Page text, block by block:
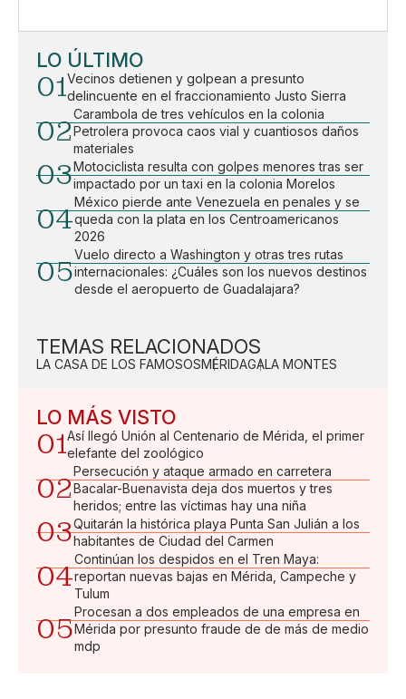
LO ÚLTIMO
01Vecinos detienen y golpean a presunto
delincuente en el fraccionamiento Justo Sierra
02
Carambola de tres vehículos en la colonia
Petrolera provoca caos vial y cuantiosos daños
materiales
03Motociclista resulta con golpes menores tras ser
impactado por un taxi en la colonia Morelos
04
México pierde ante Venezuela en penales y se
queda con la plata en los Centroamericanos
2026
05
Vuelo directo a Washington y otras tres rutas
internacionales: ¿Cuáles son los nuevos destinos
desde el aeropuerto de Guadalajara?
TEMAS RELACIONADOS
LA CASA DE LOS FAMOSOSMÉRIDAGALA MONTES
LO MÁS VISTO
01Así llegó Unión al Centenario de Mérida, el primer
elefante del zoológico
02
Persecución y ataque armado en carretera
Bacalar-Buenavista deja dos muertos y tres
heridos; entre las víctimas hay una niña
03Quitarán la histórica playa Punta San Julián a los
habitantes de Ciudad del Carmen
04
Continúan los despidos en el Tren Maya:
reportan nuevas bajas en Mérida, Campeche y
Tulum
05
Procesan a dos empleados de una empresa en
Mérida por presunto fraude de de más de medio
mdp